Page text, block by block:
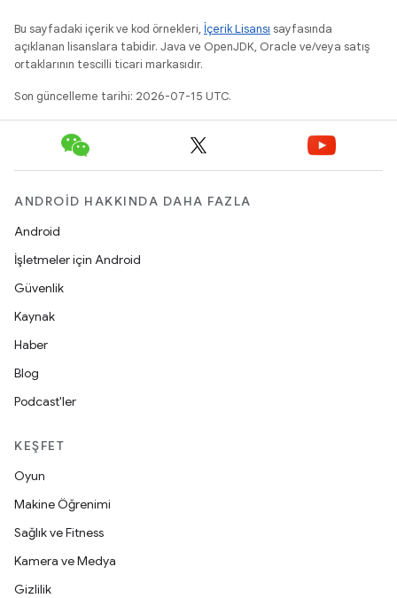
Bu sayfadaki içerik ve kod örnekleri, İçerik Lisansı sayfasında
açıklanan lisanslara tabidir. Java ve OpenJDK, Oracle ve/veya satış
ortaklarının tescilli ticari markasıdır.
Son güncelleme tarihi: 2026-07-15 UTC.
ANDROID HAKKINDA DAHA FAZLA
Android
İşletmeler için Android
Güvenlik
Kaynak
Haber
Blog
Podcast'ler
KEŞFET
Oyun
Makine Öğrenimi
Sağlık ve Fitness
Kamera ve Medya
Gizlilik